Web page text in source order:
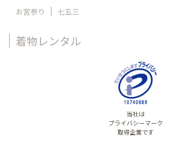
お宮参り 七五三
着物レンタル
当社は
プライバシーマーク
取得企業です